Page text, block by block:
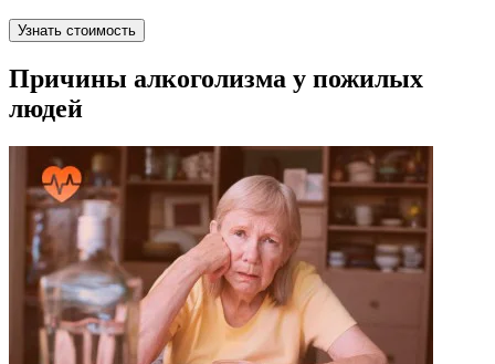
Узнать стоимость
Причины алкоголизма у пожилых
людей